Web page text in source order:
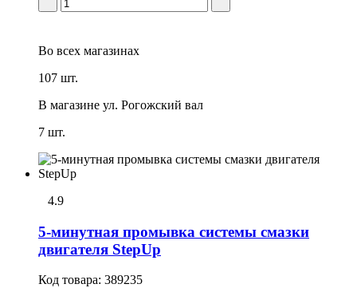
Во всех магазинах
107 шт.
В магазине ул. Рогожский вал
7 шт.
4.9
5-минутная промывка системы смазки
двигателя StepUp
Код товара: 389235